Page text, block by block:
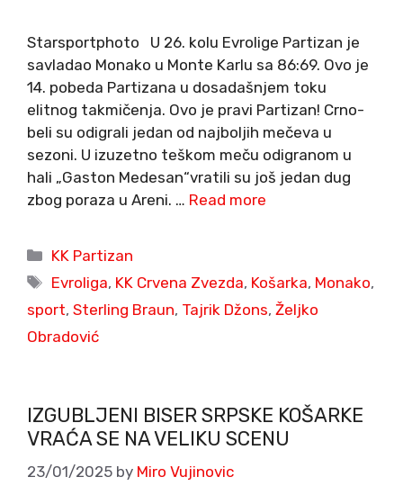
Starsportphoto U 26. kolu Evrolige Partizan je
savladao Monako u Monte Karlu sa 86:69. Ovo je
14. pobeda Partizana u dosadašnjem toku
elitnog takmičenja. Ovo je pravi Partizan! Crno-
beli su odigrali jedan od najboljih mečeva u
sezoni. U izuzetno teškom meču odigranom u
hali „Gaston Medesan“vratili su još jedan dug
zbog poraza u Areni. … Read more
Categories
KK Partizan
Tags
Evroliga, KK Crvena Zvezda, Košarka, Monako,
sport, Sterling Braun, Tajrik Džons, Željko
Obradović
IZGUBLJENI BISER SRPSKE KOŠARKE
VRAĆA SE NA VELIKU SCENU
23/01/2025 by Miro Vujinovic